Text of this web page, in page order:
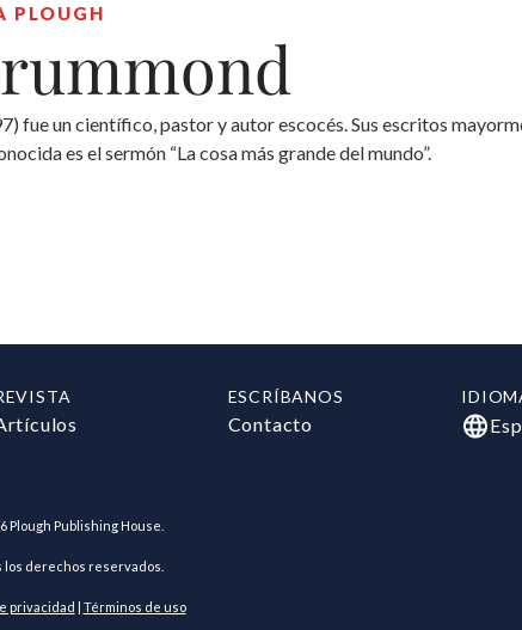
PLOUGH
fue un científico, pastor y autor escocés. Sus escritos
es el sermón “La cosa más grande del mundo”.
ESCRÍBANOS
Contacto
Plough Publishing House.
los derechos reservados.
privacidad | Términos de uso